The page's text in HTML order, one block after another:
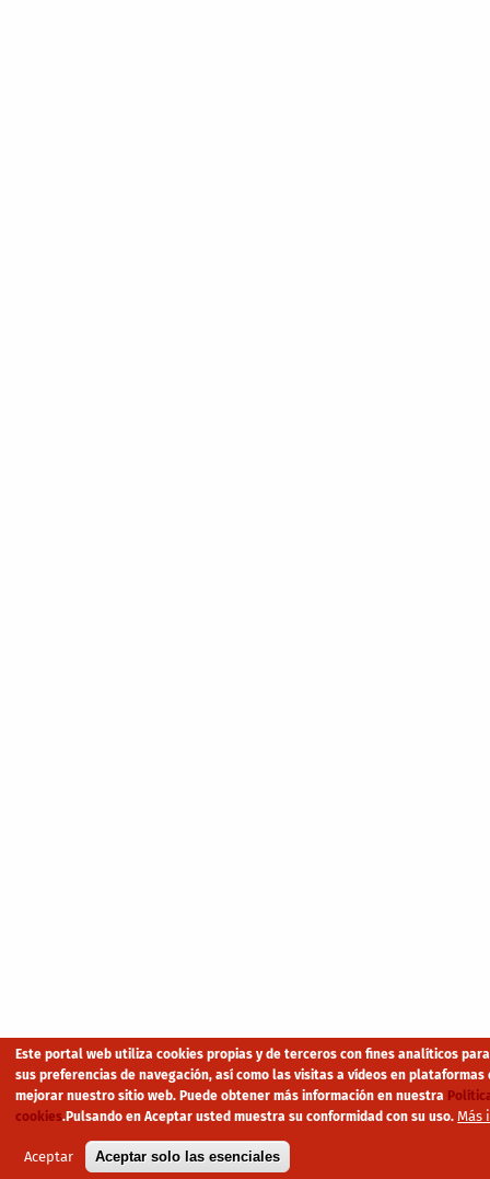
Este portal web utiliza cookies propias y de terceros con fines analíticos
sus preferencias de navegación, así como las visitas a vídeos en plataformas
mejorar nuestro sitio web. Puede obtener más información en nuestra
cookies.Pulsando en Aceptar usted muestra su conformidad con su uso. Más
Aceptar Aceptar solo las esenciales